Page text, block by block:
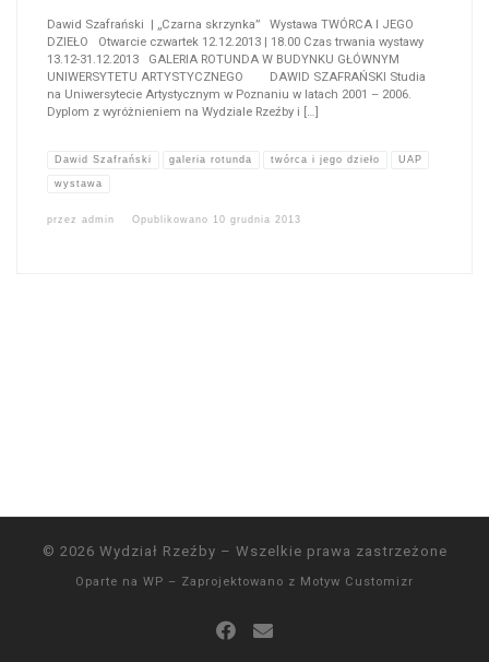
Dawid Szafrański | „Czarna skrzynka” Wystawa TWÓRCA I JEGO
DZIEŁO Otwarcie czwartek 12.12.2013 | 18.00 Czas trwania wystawy
13.12-31.12.2013 GALERIA ROTUNDA W BUDYNKU GŁÓWNYM
UNIWERSYTETU ARTYSTYCZNEGO DAWID SZAFRAŃSKI Studia
na Uniwersytecie Artystycznym w Poznaniu w latach 2001 – 2006.
Dyplom z wyróżnieniem na Wydziale Rzeźby i […]
Dawid Szafrański galeria rotunda twórca i jego dzieło UAP
wystawa
przezadmin Opublikowano 10 grudnia 2013
© 2026 Wydział Rzeźby – Wszelkie prawa zastrzeżone
Oparte na WP – Zaprojektowano z Motyw Customizr